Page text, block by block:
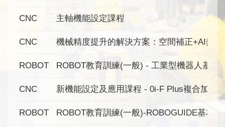
CNC 主軸機能設定課程
CNC 機械精度提升的解決方案：空間補正+AI熱
ROBOT ROBOT教育訓練(一般) - 工業型機器人基本
CNC 新機能設定及應用課程 - 0i-F Plus複合加工
ROBOT ROBOT教育訓練(一般)-ROBOGUIDE基本操